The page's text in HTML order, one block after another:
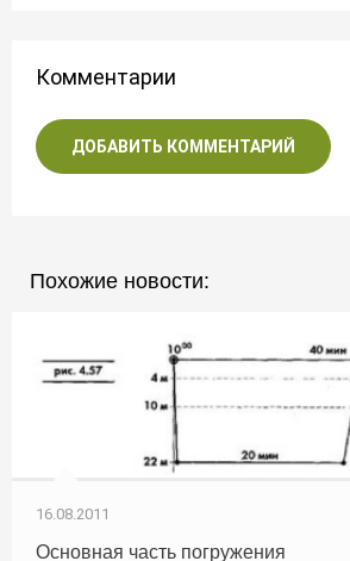
Комментарии
ДОБАВИТЬ КОММЕНТАРИЙ
Похожие новости:
16.08.2011
Основная часть погружения